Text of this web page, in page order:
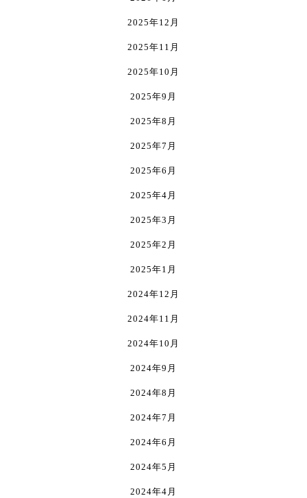
で
ま
2025年12月
2025年11月
2025年10月
2025年9月
2025年8月
2025年7月
2025年6月
2025年4月
2025年3月
2025年2月
2025年1月
2024年12月
2024年11月
2024年10月
2024年9月
2024年8月
2024年7月
2024年6月
2024年5月
2024年4月